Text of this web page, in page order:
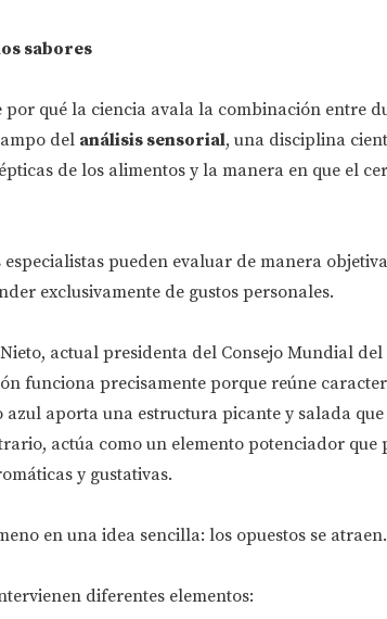
sabores
qué la ciencia avala la combinación entre
del análisis sensorial, una disciplina
de los alimentos y la manera en que el
pueden evaluar de manera
exclusivamente de gustos personales.
actual presidenta del Consejo Mundial del
funciona precisamente porque reúne
azul aporta una estructura picante y salada
actúa como un elemento potenciador que
y gustativas.
en una idea sencilla: los opuestos se atraen.
diferentes elementos: